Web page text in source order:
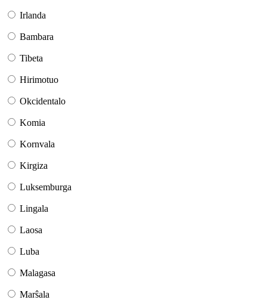
Irlanda
Bambara
Tibeta
Hirimotuo
Okcidentalo
Komia
Kornvala
Kirgiza
Luksemburga
Lingala
Laosa
Luba
Malagasa
Marŝala